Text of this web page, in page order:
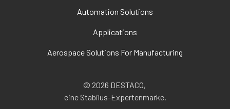
Automation Solutions
Applications
Aerospace Solutions For Manufacturing
© 2026 DESTACO,
eine Stabilus-Expertenmarke.